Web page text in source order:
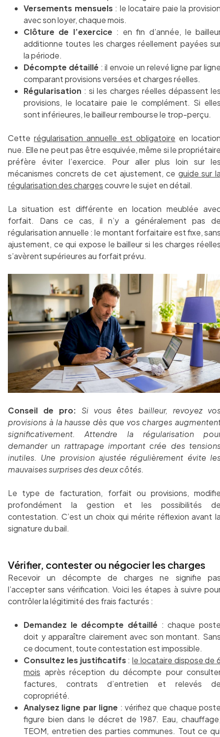
Versements mensuels : le locataire paie la
avec son loyer, chaque mois.
Clôture de l’exercice : en fin d’année, le
additionne toutes les charges réellement payées
la période.
Décompte détaillé : il envoie un relevé ligne par
comparant provisions versées et charges réelles.
Régularisation : si les charges réelles dépassent
provisions, le locataire paie le complément. Si
sont inférieures, le bailleur rembourse le trop-perçu.
Cette régularisation annuelle est obligatoire en
nue. Elle ne peut pas être esquivée, même si le
préfère éviter l’exercice. Pour aller plus loin sur
mécanismes concrets de cet ajustement, ce guide sur
régularisation des chargescouvre le sujet en détail.
La situation est différente en location meublée
forfait. Dans ce cas, il n’y a généralement pas
régularisation annuelle : le montant forfaitaire est fixe,
ajustement, ce qui expose le bailleur si les charges
s’avèrent supérieures au forfait prévu.
Conseil de pro:
Si vous êtes bailleur, revoyez
provisions à la hausse dès que vos charges
significativement. Attendre la régularisation
demander un rattrapage important crée des
inutiles. Une provision ajustée régulièrement évite
mauvaises surprises des deux côtés.
Le type de facturation, forfait ou provisions,
profondément la gestion et les possibilités
contestation. C’est un choix qui mérite réflexion avant
signature du bail.
Vérifier, contester ou négocier les charges
Recevoir un décompte de charges ne signifie
l’accepter sans vérification. Voici les étapes à suivre
contrôler la légitimité des frais facturés :
Demandez le décompte détaillé : chaque
doit y apparaître clairement avec son montant.
ce document, toute contestation est impossible.
Consultez les justificatifs : le locataire dispose de
mois après réception du décompte pour
factures, contrats d’entretien et relevés
copropriété.
Analysez ligne par ligne : vérifiez que chaque
figure bien dans le décret de 1987. Eau,
TEOM, entretien des parties communes. Tout ce